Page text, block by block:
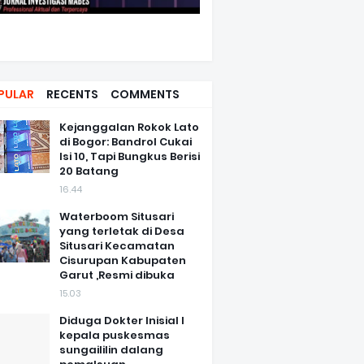
RECENTS COMMENTS
Kejanggalan Rokok Lato
di Bogor: Bandrol Cukai
Isi 10, Tapi Bungkus Berisi
20 Batang
16.44
Waterboom Situsari
yang terletak di Desa
Situsari Kecamatan
Cisurupan Kabupaten
Garut ,Resmi dibuka
15.03
Diduga Dokter Inisial I
kepala puskesmas
sungaililin dalang